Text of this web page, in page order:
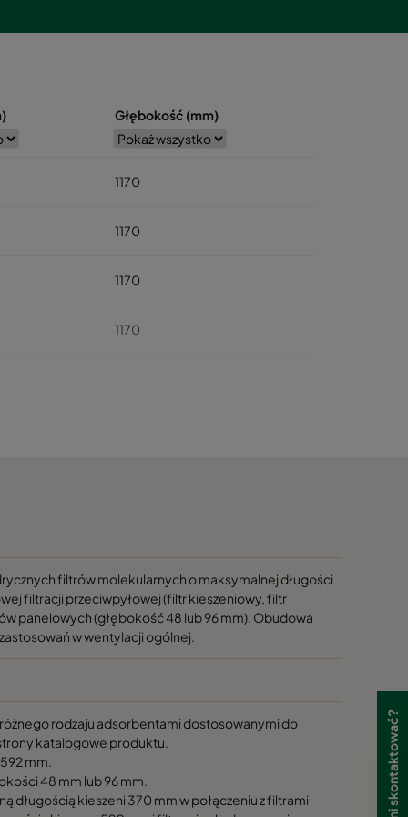
Głębokość (mm)
1170
1170
1170
1170
1170
1170
1170
1170
filtrów molekularnych o maksymalnej długości
filtracji przeciwpyłowej (filtr kieszeniowy, filtr
panelowych (głębokość 48 lub 96 mm). Obudowa
w wentylacji ogólnej.
rodzaju adsorbentami dostosowanymi do
katalogowe produktu.
mm.
48 mm lub 96 mm.
długością kieszeni 370 mm w połączeniu z filtrami